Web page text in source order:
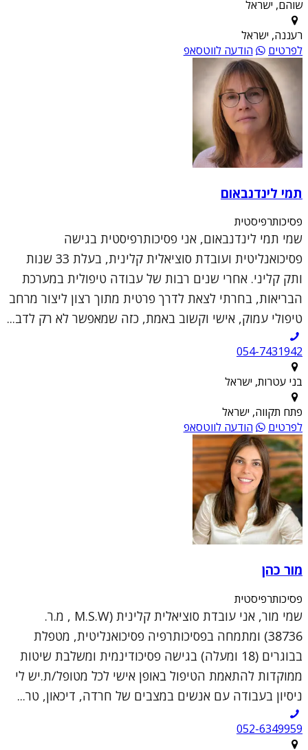
שוהם, ישראל
רעננה, ישראל
לפרטים
הודעה לווטסאפ
תמי לינדנבאום
פסיכותרפיסטית
שמי תמי לינדנבאום, אני פסיכותרפיסטית בגישה
פסיכואנליטית ועובדת סוציאלית קלינית, בעלת 33 שנות
ותק קליני. אחרי שנים רבות של עבודה טיפולית במערכת
הבריאות, בחרתי לצאת לדרך פרטית מתוך רצון ליצור מרחב
טיפולי עמוק, אישי וקשוב באמת, כזה שמאפשר לא רק לדב...
054-7431942
בני עטרות, ישראל
פתח תקווה, ישראל
לפרטים
הודעה לווטסאפ
מור כהן
פסיכותרפיסטית
שמי מור, אני עובדת סוציאלית קלינית (M.S.W , מ.ר.
38736) ומתמחה בפסיכותרפיה פסיכואנליטית, מטפלת
בבוגרים (18 ומעלה) בגישה פסיכודינמית ומשלבת שיטות
ממוקדות להתאמת הטיפול באופן אישי לכל מטופל/ת.יש לי
ניסיון בעבודה עם אנשים במצבים של חרדה, דיכאון, טר...
052-6349959